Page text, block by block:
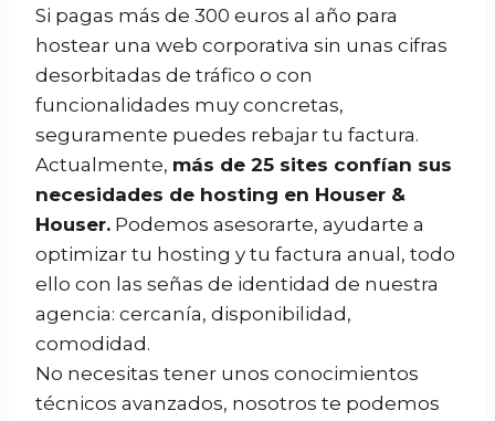
Si pagas más de 300 euros al año para
hostear una web corporativa sin unas cifras
desorbitadas de tráfico o con
funcionalidades muy concretas,
seguramente puedes rebajar tu factura.
Actualmente, más de 25 sites confían sus
necesidades de hosting en Houser &
Houser. Podemos asesorarte, ayudarte a
optimizar tu hosting y tu factura anual, todo
ello con las señas de identidad de nuestra
agencia: cercanía, disponibilidad,
comodidad.
No necesitas tener unos conocimientos
técnicos avanzados, nosotros te podemos